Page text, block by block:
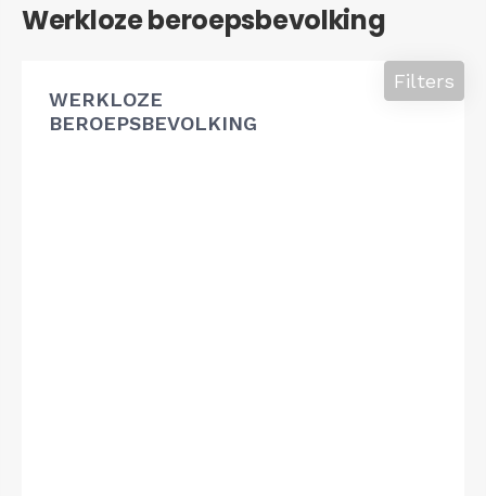
Werkloze beroepsbevolking
WERKLOZE
BEROEPSBEVOLKING
Filters